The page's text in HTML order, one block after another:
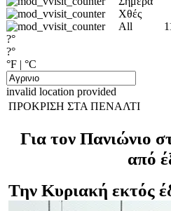
Χθές
All
?°
?°
°F | °C
invalid location provided
ΠΡΟΚΡΙΣΗ ΣΤΑ ΠΕΝΑΛΤΙ
Για τον Πανιώνιο
από
Την Κυριακή εκτός